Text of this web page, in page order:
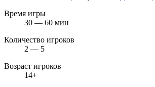
Время игры
30 — 60 мин
Количество игроков
2 — 5
Возраст игроков
14+